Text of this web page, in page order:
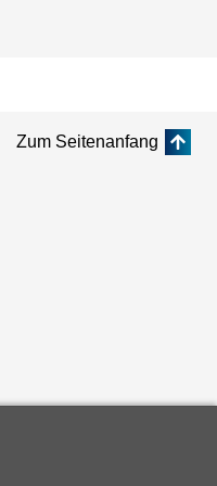
Zum Seitenanfang